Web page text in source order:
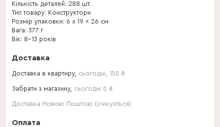
Кількість деталей: 288 шт.
Тип товару: Конструктори
Розмір упаковки: 6 x 19 x 26 см
Вага: 377 г
Вік: 8–13 років
Доставка
Доставка в квартиру, сьогодні 150 ₴
Забрати з магазину, сьогодні 0 ₴
Доставка Новою Поштою (очікується)
Оплата